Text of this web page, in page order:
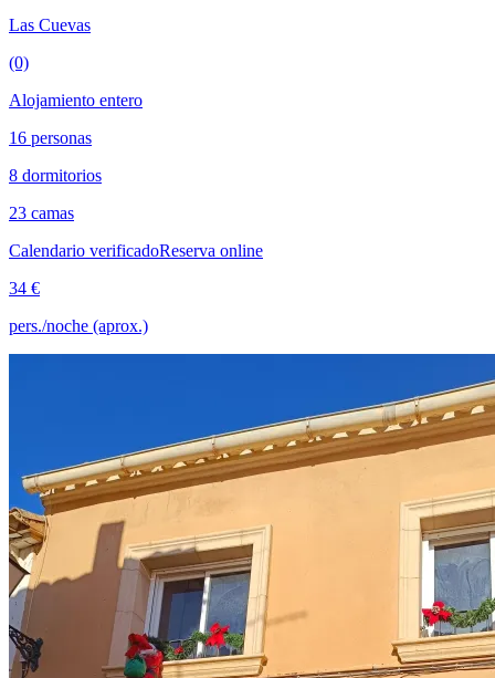
Las Cuevas
(0)
Alojamiento entero
16 personas
8 dormitorios
23 camas
Calendario verificadoReserva online
34 €
pers./noche (aprox.)